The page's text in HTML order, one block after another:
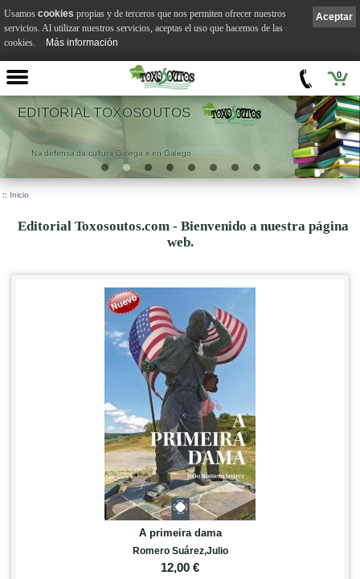
0
EDITORIAL TOXOSOUTOS
Na defensa da cultura Galega e en Galego
:: Inicio
Editorial Toxosoutos.com - Bienvenido a nuestra página
web.
A primeira dama
Romero Suárez,Julio
12,00 €
Aceptar
Usamos cookies propias y de terceros que nos permiten ofrecer nuestros
servicios. Al utilizar nuestros servicios, aceptas el uso que hacemos de las
cookies.
Más información